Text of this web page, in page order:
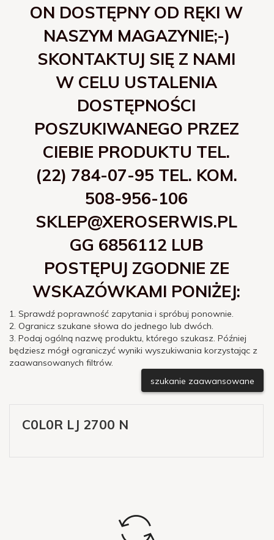
ON DOSTĘPNY OD RĘKI W
NASZYM MAGAZYNIE;-)
SKONTAKTUJ SIĘ Z NAMI
W CELU USTALENIA
DOSTĘPNOŚCI
POSZUKIWANEGO PRZEZ
CIEBIE PRODUKTU TEL.
(22) 784-07-95 TEL. KOM.
508-956-106
SKLEP@XEROSERWIS.PL
GG 6856112 LUB
POSTĘPUJ ZGODNIE ZE
WSKAZÓWKAMI PONIŻEJ:
1. Sprawdź poprawność zapytania i spróbuj ponownie.
2. Ogranicz szukane słowa do jednego lub dwóch.
3. Podaj ogólną nazwę produktu, którego szukasz. Później
będziesz mógł ograniczyć wyniki wyszukiwania korzystając z
zaawansowanych filtrów.
szukanie zaawansowane
C0L0R LJ 2700 N